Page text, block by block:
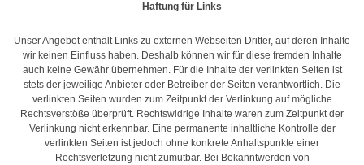
Haftung für Links
Unser Angebot enthält Links zu externen Webseiten Dritter, auf deren Inhalte
wir keinen Einfluss haben. Deshalb können wir für diese fremden Inhalte
auch keine Gewähr übernehmen. Für die Inhalte der verlinkten Seiten ist
stets der jeweilige Anbieter oder Betreiber der Seiten verantwortlich. Die
verlinkten Seiten wurden zum Zeitpunkt der Verlinkung auf mögliche
Rechtsverstöße überprüft. Rechtswidrige Inhalte waren zum Zeitpunkt der
Verlinkung nicht erkennbar. Eine permanente inhaltliche Kontrolle der
verlinkten Seiten ist jedoch ohne konkrete Anhaltspunkte einer
Rechtsverletzung nicht zumutbar. Bei Bekanntwerden von